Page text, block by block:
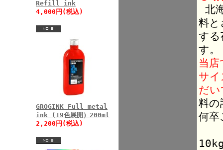
Refill ink
4,000円(税込)
GROGINK Full metal
ink (19色展開）200ml
2,200円(税込)
北
料と
する
す。
当
サ
だ
料の
何卒